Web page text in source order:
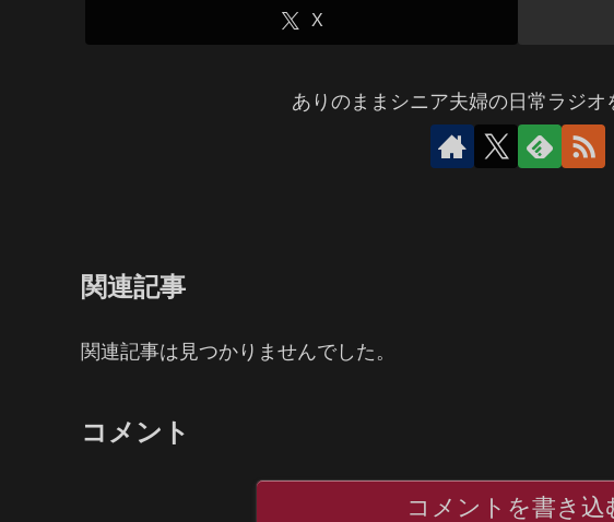
X
ありのままシニア夫婦の日常ラジオ
関連記事
関連記事は見つかりませんでした。
コメント
コメントを書き込